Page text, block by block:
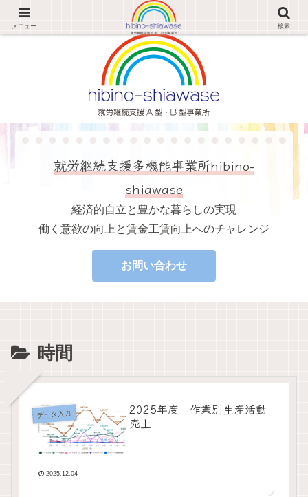
経済的自立と豊かな暮らしの実現 働く意欲の向上と賃金工賃向上へのチャレンジ
就労継続支援多機能事業所hibino-
shiawase
経済的自立と豊かな暮らしの実現
働く意欲の向上と賃金工賃向上へのチャレンジ
お問い合わせ
時間
データ入力
2025年度 作業別生産活動
売上
2025.12.04
メニュー 検索